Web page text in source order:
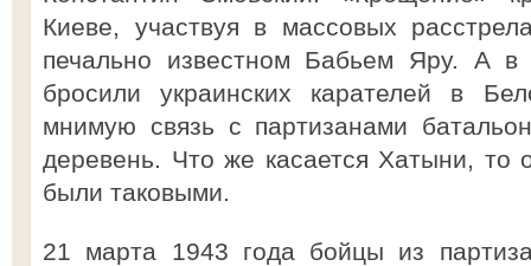
Киеве, участвуя в массовых
печально известном Бабьем Яру. А
бросили украинских карателей в
мнимую связь с партизанами
деревень. Что же касается Хатыни, то
были таковыми.
21 марта 1943 года бойцы из